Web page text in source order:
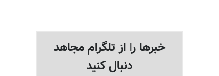
خبرها را از تلگرام مجاهد
دنبال کنید